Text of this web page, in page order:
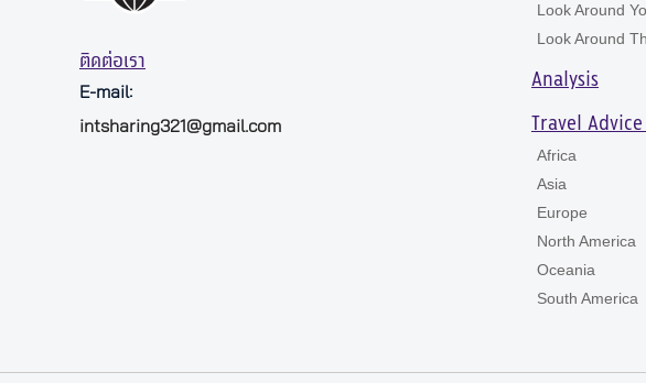
ติดต่อเรา
E-mail:
intsharing321@gmail.com
Look Around
Look Around
Analysis
Travel
Africa
Asia
Europe
North America
Oceania
South America